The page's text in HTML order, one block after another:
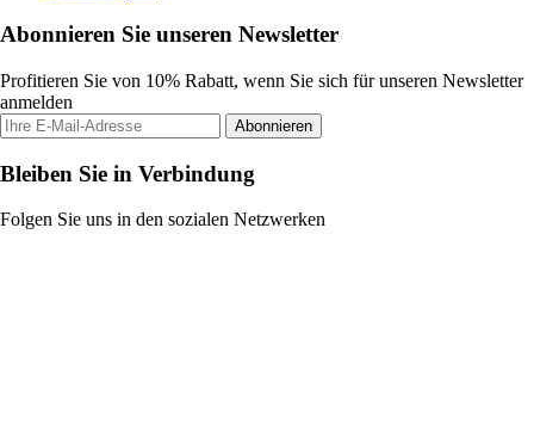
Abonnieren Sie unseren Newsletter
Profitieren Sie von 10% Rabatt, wenn Sie sich für unseren Newsletter
anmelden
Abonnieren
Bleiben Sie in Verbindung
Folgen Sie uns in den sozialen Netzwerken